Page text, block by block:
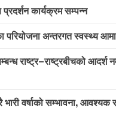
कार्यक्रम सम्पन्न
परियोजना अन्तरगत स्वस्थ्य
राष्ट्र–राष्ट्रबीचको आदर्श
भारी वर्षाको सम्भावना,